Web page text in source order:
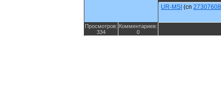
UR-MSI (cn 27307608
Просмотров:
334
Комментариев:
0